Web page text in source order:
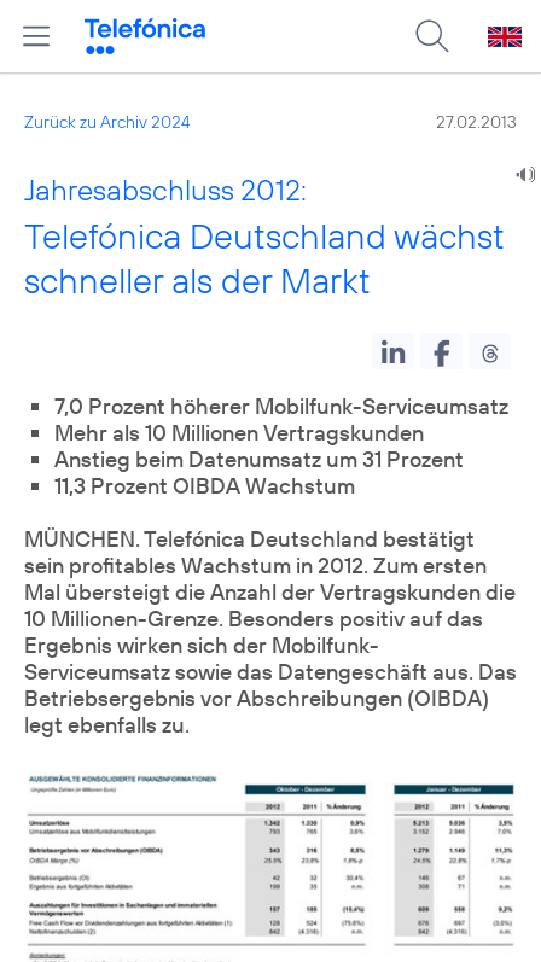
Zurück zu Archiv 2024 27.02.2013
Jahresabschluss 2012:
Telefónica Deutschland wächst
schneller als der Markt
7,0 Prozent höherer Mobilfunk-Serviceumsatz
Mehr als 10 Millionen Vertragskunden
Anstieg beim Datenumsatz um 31 Prozent
11,3 Prozent OIBDA Wachstum
MÜNCHEN. Telefónica Deutschland bestätigt
sein profitables Wachstum in 2012. Zum ersten
Mal übersteigt die Anzahl der Vertragskunden die
10 Millionen-Grenze. Besonders positiv auf das
Ergebnis wirken sich der Mobilfunk-
Serviceumsatz sowie das Datengeschäft aus. Das
Betriebsergebnis vor Abschreibungen (OIBDA)
legt ebenfalls zu.